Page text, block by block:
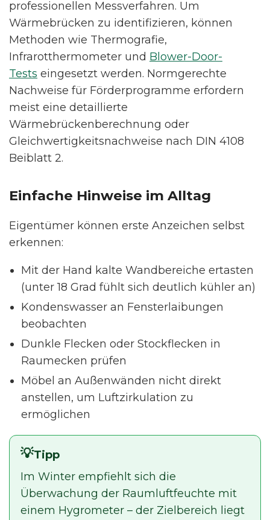
professionellen Messverfahren. Um
Wärmebrücken zu identifizieren, können
Methoden wie Thermografie,
Infrarotthermometer und Blower-Door-
Tests eingesetzt werden. Normgerechte
Nachweise für Förderprogramme erfordern
meist eine detaillierte
Wärmebrückenberechnung oder
Gleichwertigkeitsnachweise nach DIN 4108
Beiblatt 2.
Einfache Hinweise im Alltag
Eigentümer können erste Anzeichen selbst
erkennen:
Mit der Hand kalte Wandbereiche ertasten
(unter 18 Grad fühlt sich deutlich kühler an)
Kondenswasser an Fensterlaibungen
beobachten
Dunkle Flecken oder Stockflecken in
Raumecken prüfen
Möbel an Außenwänden nicht direkt
anstellen, um Luftzirkulation zu
ermöglichen
Tipp
Im Winter empfiehlt sich die
Überwachung der Raumluftfeuchte mit
einem Hygrometer – der Zielbereich liegt